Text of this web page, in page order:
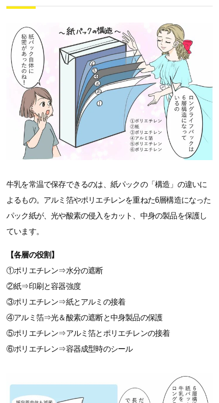
牛乳を常温で保存できるのは、紙パックの「構造」の違いに
よるもの。アルミ箔やポリエチレンを重ねた6層構造になった
パック紙が、光や酸素の侵入をカット、中身の製品を保護し
ています。
【各層の役割】
①ポリエチレン⇒水分の遮断
②紙⇒印刷と容器強度
③ポリエチレン⇒紙とアルミの接着
④アルミ箔⇒光＆酸素の遮断と中身製品の保護
⑤ポリエチレン⇒アルミ箔とポリエチレンの接着
⑥ポリエチレン⇒容器成型時のシール